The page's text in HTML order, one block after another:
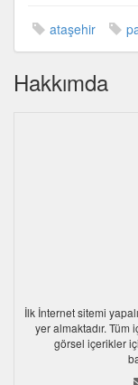
ataşehir
Hakkımda
İlk İnternet sitemi
yer almaktadır.
görsel içerikler